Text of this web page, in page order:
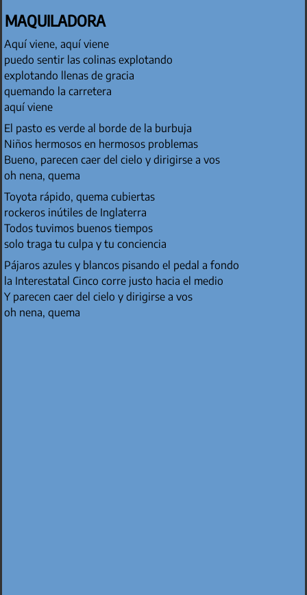
MAQUILADORA
Aquí viene, aquí viene
puedo sentir las colinas explotando
explotando llenas de gracia
quemando la carretera
aquí viene
El pasto es verde al borde de la burbuja
Niños hermosos en hermosos problemas
Bueno, parecen caer del cielo y dirigirse a vos
oh nena, quema
Toyota rápido, quema cubiertas
rockeros inútiles de Inglaterra
Todos tuvimos buenos tiempos
solo traga tu culpa y tu conciencia
Pájaros azules y blancos pisando el pedal a fondo
la Interestatal Cinco corre justo hacia el medio
Y parecen caer del cielo y dirigirse a vos
oh nena, quema